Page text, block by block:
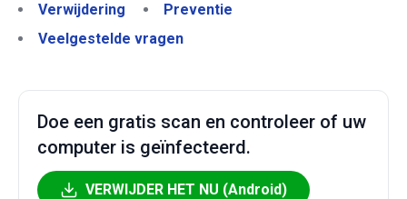
Verwijdering
Preventie
Veelgestelde vragen
Doe een gratis scan en controleer of uw
computer is geïnfecteerd.
VERWIJDER HET NU (Android)